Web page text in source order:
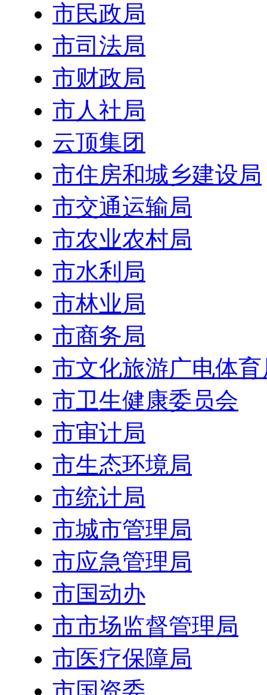
市民政局
市司法局
市财政局
市人社局
云顶集团
市住房和城乡建设局
市交通运输局
市农业农村局
市水利局
市林业局
市商务局
市文化旅游广电体育
市卫生健康委员会
市审计局
市生态环境局
市统计局
市城市管理局
市应急管理局
市国动办
市市场监督管理局
市医疗保障局